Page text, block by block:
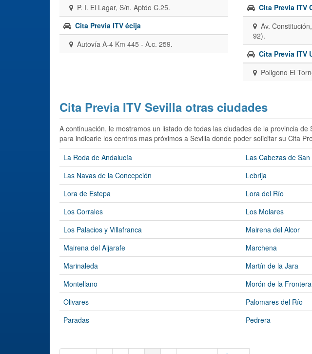
P. I. El Lagar, S/n. Aptdo C.25.
Cita Previa ITV écija
Autovía A-4 Km 445 - A.c. 259.
Cita Previa ITV
Av.
92).
Cita Previa ITV
Poligono El
Cita Previa ITV Sevilla otras ciudades
A continuación, le mostramos un listado de todas las ciudades de la provincia de
para indicarle los centros mas próximos a Sevilla donde poder solicitar su Cita
La Roda de Andalucía
Las Cabezas de San
Las Navas de la Concepción
Lebrija
Lora de Estepa
Lora del Río
Los Corrales
Los Molares
Los Palacios y Villafranca
Mairena del Alcor
Mairena del Aljarafe
Marchena
Marinaleda
Martín de la Jara
Montellano
Morón de la Frontera
Olivares
Palomares del Río
Paradas
Pedrera